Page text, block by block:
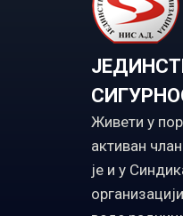
Живети у
активан
је и у